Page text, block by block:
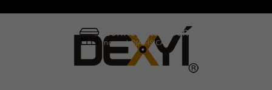
Conheça também
nossa LOJA FÍSICA